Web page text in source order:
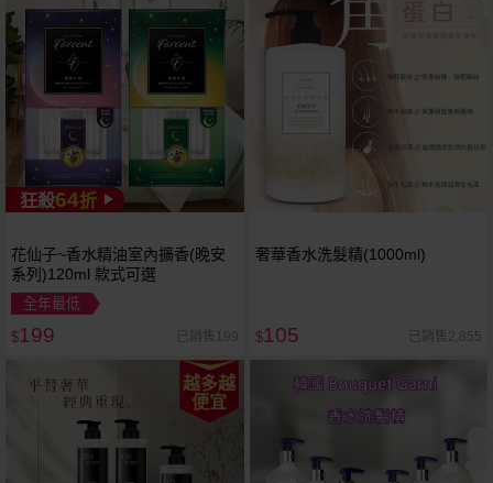
狂殺64折
花仙子~香水精油室內擴香(晚安
系列)120ml 款式可選
全年最低
$199 已銷售199
奢華香水洗髮精(1000ml)
$105 已銷售2,855
越多越
便宜